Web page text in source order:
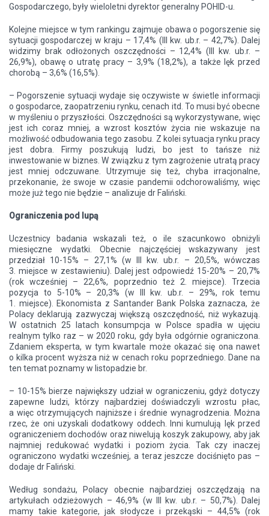
Gospodarczego, były wieloletni dyrektor generalny POHID-u.
Kolejne miejsce w tym rankingu zajmuje obawa o pogorszenie się
sytuacji gospodarczej w kraju – 17,4% (III kw. ub.r. – 42,7%). Dalej
widzimy brak odłożonych oszczędności – 12,4% (III kw. ub.r. –
26,9%), obawę o utratę pracy – 3,9% (18,2%), a także lęk przed
chorobą – 3,6% (16,5%).
– Pogorszenie sytuacji wydaje się oczywiste w świetle informacji
o gospodarce, zaopatrzeniu rynku, cenach itd. To musi być obecne
w myśleniu o przyszłości. Oszczędności są wykorzystywane, więc
jest ich coraz mniej, a wzrost kosztów życia nie wskazuje na
możliwość odbudowania tego zasobu. Z kolei sytuacja rynku pracy
jest dobra. Firmy poszukują ludzi, bo jest to tańsze niż
inwestowanie w biznes. W związku z tym zagrożenie utratą pracy
jest mniej odczuwane. Utrzymuje się też, chyba irracjonalne,
przekonanie, że swoje w czasie pandemii odchorowaliśmy, więc
może już tego nie będzie – analizuje dr Faliński.
Ograniczenia pod lupą
Uczestnicy badania wskazali też, o ile szacunkowo obniżyli
miesięczne wydatki. Obecnie najczęściej wskazywany jest
przedział 10-15% – 27,1% (w III kw. ub.r. – 20,5%, wówczas
3. miejsce w zestawieniu). Dalej jest odpowiedź 15-20% – 20,7%
(rok wcześniej – 22,6%, poprzednio też 2. miejsce). Trzecia
pozycja to 5-10% – 20,3% (w III kw. ub.r. – 29%, rok temu
1. miejsce). Ekonomista z Santander Bank Polska zaznacza, że
Polacy deklarują zazwyczaj większą oszczędność, niż wykazują.
W ostatnich 25 latach konsumpcja w Polsce spadła w ujęciu
realnym tylko raz – w 2020 roku, gdy była odgórnie ograniczona.
Zdaniem eksperta, w tym kwartale może okazać się ona nawet
o kilka procent wyższa niż w cenach roku poprzedniego. Dane na
ten temat poznamy w listopadzie br.
– 10-15% bierze największy udział w ograniczeniu, gdyż dotyczy
zapewne ludzi, którzy najbardziej doświadczyli wzrostu płac,
a więc otrzymujących najniższe i średnie wynagrodzenia. Można
rzec, że oni uzyskali dodatkowy oddech. Inni kumulują lęk przed
ograniczeniem dochodów oraz niwelują koszyk zakupowy, aby jak
najmniej redukować wydatki i poziom życia. Tak czy inaczej
ograniczono wydatki wcześniej, a teraz jeszcze dociśnięto pas –
dodaje dr Faliński.
Według sondażu, Polacy obecnie najbardziej oszczędzają na
artykułach odzieżowych – 46,9% (w III kw. ub.r. – 50,7%). Dalej
mamy takie kategorie, jak słodycze i przekąski – 44,5% (rok